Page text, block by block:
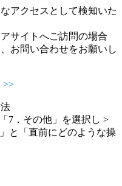
アクセスとして検知いた
サイトへご訪問の場合
お問い合わせをお願いし
>>
7．その他」を選択し >
と「直前にどのような操